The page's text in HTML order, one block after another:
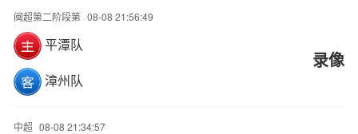
闽超第二阶段第 08-08 21:56:49
平潭队
漳州队
录像
中超 08-08 21:34:57